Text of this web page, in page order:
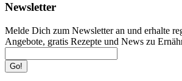
Newsletter
Melde Dich zum Newsletter an und erhalte
Angebote, gratis Rezepte und News zu
Go!